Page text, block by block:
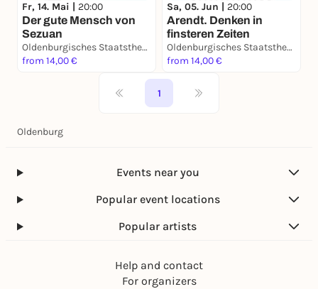
Fr, 14. Mai | 20:00
Der gute Mensch von
Sezuan
Oldenburgisches Staatstheater
from 14,00 €
Sa, 05. Jun | 20:00
Arendt. Denken in
finsteren Zeiten
Oldenburgisches Staatstheater
from 14,00 €
1
Oldenburg
Events near you
Popular event locations
Popular artists
Help and contact
For organizers